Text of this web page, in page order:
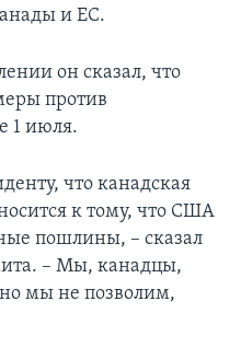
и ЕС.
он сказал, что
против
1 июля.
что канадская
к тому, что США
пошлины, – сказал
– Мы, канадцы,
мы не позволим,